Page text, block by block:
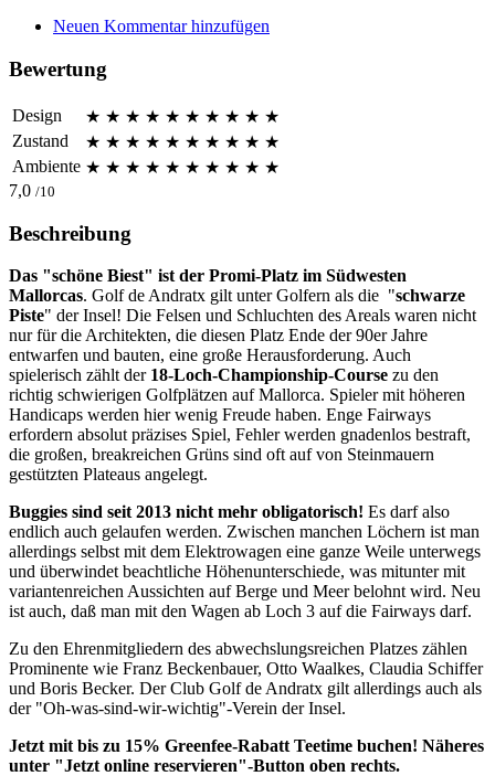
Neuen Kommentar hinzufügen
Bewertung
Design ★ ★ ★ ★ ★ ★ ★ ★ ★ ★
Zustand
★ ★ ★ ★ ★ ★ ★ ★ ★ ★
Ambiente ★ ★ ★ ★ ★ ★ ★ ★ ★ ★
7,0 /10
Beschreibung
Das "schöne Biest" ist der Promi-Platz im Südwesten
Mallorcas. Golf de Andratx gilt unter Golfern als die "schwarze
Piste" der Insel! Die Felsen und Schluchten des Areals waren nicht
nur für die Architekten, die diesen Platz Ende der 90er Jahre
entwarfen und bauten, eine große Herausforderung. Auch
spielerisch zählt der 18-Loch-Championship-Course zu den
richtig schwierigen Golfplätzen auf Mallorca. Spieler mit höheren
Handicaps werden hier wenig Freude haben. Enge Fairways
erfordern absolut präzises Spiel, Fehler werden gnadenlos bestraft,
die großen, breakreichen Grüns sind oft auf von Steinmauern
gestützten Plateaus angelegt.
Buggies sind seit 2013 nicht mehr obligatorisch! Es darf also
endlich auch gelaufen werden. Zwischen manchen Löchern ist man
allerdings selbst mit dem Elektrowagen eine ganze Weile unterwegs
und überwindet beachtliche Höhenunterschiede, was mitunter mit
variantenreichen Aussichten auf Berge und Meer belohnt wird. Neu
ist auch, daß man mit den Wagen ab Loch 3 auf die Fairways darf.
Zu den Ehrenmitgliedern des abwechslungsreichen Platzes zählen
Prominente wie Franz Beckenbauer, Otto Waalkes, Claudia Schiffer
und Boris Becker. Der Club Golf de Andratx gilt allerdings auch als
der "Oh-was-sind-wir-wichtig"-Verein der Insel.
Jetzt mit bis zu 15% Greenfee-Rabatt Teetime buchen! Näheres
unter "Jetzt online reservieren"-Button oben rechts.